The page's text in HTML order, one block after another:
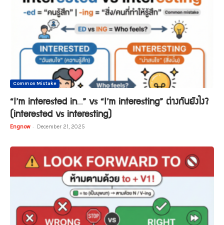
Common Mistake
“I’m interested in…” vs “I’m interesting” ต่างกันยังไง?
(interested vs interesting)
Engnow - December 21, 2025